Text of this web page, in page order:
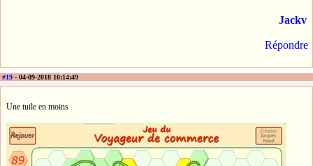
Jackv
Répondre
#19 - 04-09-2018 10:14:49
Une tuile en moins